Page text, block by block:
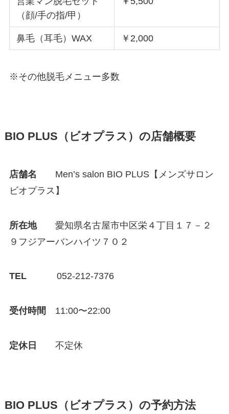
（顔/手の指/甲）
鼻毛（耳毛）WAX ￥2,000
※その他脱毛メニュー多数
BIO PLUS（ビオプラス）の店舗概要
店舗名 Men’s salon BIO PLUS【メンズサロン
ビオプラス】
所在地
愛知県名古屋市中区栄４丁目１７－２
９フジアーバンハイツ７０２
TEL052-212-7376
受付時間 11:00〜22:00
定休日 不定休
BIO PLUS（ビオプラス）の予約方法